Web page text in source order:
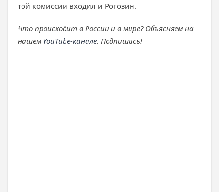
той комиссии входил и Рогозин.
Что происходит в России и в мире? Объясняем на
нашем YouTube-канале. Подпишись!